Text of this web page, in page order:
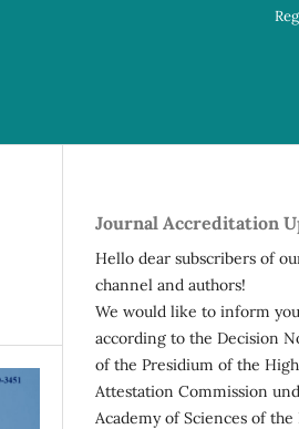
Journal Accreditation
Hello dear subscribers of
channel and authors!
We would like to inform
according to the Decision
of the Presidium of the
Attestation Commission
Academy of Sciences of the